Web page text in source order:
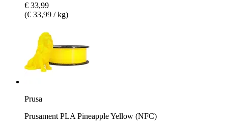
€ 33,99
(€ 33,99 / kg)
Prusa
Prusament PLA Pineapple Yellow (NFC)